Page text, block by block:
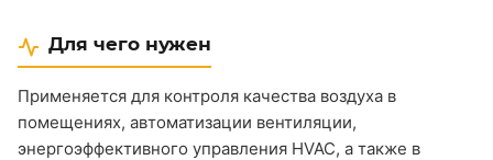
Для чего нужен
Применяется для контроля качества воздуха в
помещениях, автоматизации вентиляции,
энергоэффективного управления HVAC, а также в